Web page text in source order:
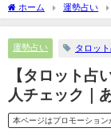
ホーム 運勢占い
ク｜あなたに訪れる転機
運勢占い タロッ
【タロット占
人チェック｜
本ページはプロモーション